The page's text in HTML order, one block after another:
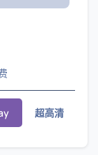
超高清